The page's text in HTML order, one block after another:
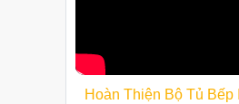
Hoàn Thiện Bộ Tủ Bếp